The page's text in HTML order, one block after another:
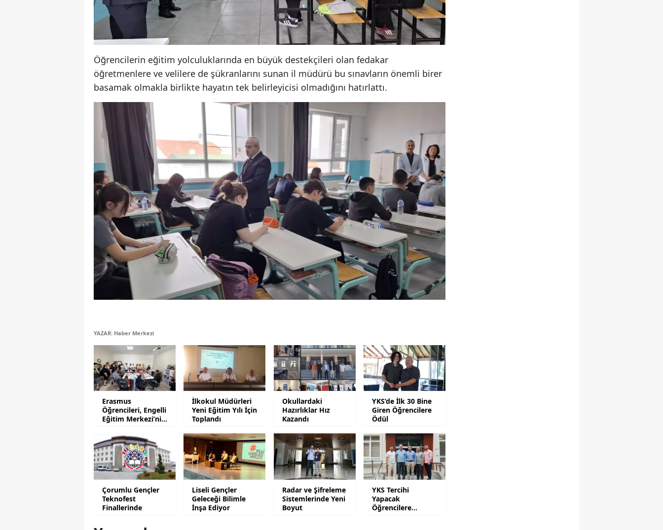
Trabzon
Tunceli
Şanlıurfa
Uşak
Van
Bayburt
Karaman
Kırıkkale
Batman
Şırnak
Bartın
Ardahan
Karabük
Kilis
Osmaniye
Düzce
Öğrencilerin eğitim yolculuklarında en büyük destekçileri olan fedakar
öğretmenlere ve velilere de şükranlarını sunan il müdürü bu sınavların önemli birer
basamak olmakla birlikte hayatın tek belirleyicisi olmadığını hatırlattı.
YAZAR: Haber Merkezi
Erasmus
Öğrencileri, Engelli
Eğitim Merkezi’ni
İlkokul Müdürleri
Yeni Eğitim Yılı İçin
Toplandı
Okullardaki
Hazırlıklar Hız
Kazandı
YKS’de İlk 30 Bine
Giren Öğrencilere
Ödül
Çorumlu Gençler
Teknofest
Finallerinde
Liseli Gençler
Geleceği Bilimle
İnşa Ediyor
Radar ve Şifreleme
Sistemlerinde Yeni
Boyut
YKS Tercihi
Yapacak
Öğrencilere